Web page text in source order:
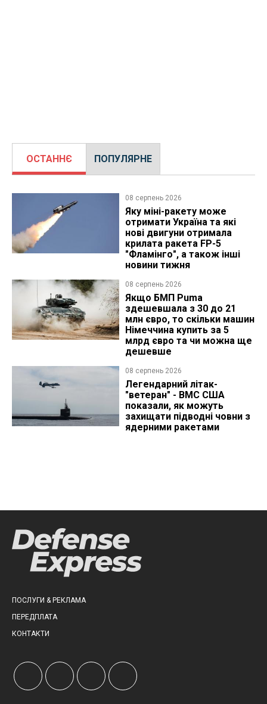
ОСТАННЄ ПОПУЛЯРНЕ
08 серпень 2026
Яку міні-ракету може
отримати Україна та які
нові двигуни отримала
крилата ракета FP-5
"Фламінго", а також інші
новини тижня
08 серпень 2026
Якщо БМП Puma
здешевшала з 30 до 21
млн євро, то скільки машин
Німеччина купить за 5
млрд євро та чи можна ще
дешевше
08 серпень 2026
Легендарний літак-
"ветеран" - ВМС США
показали, як можуть
захищати підводні човни з
ядерними ракетами
ПОСЛУГИ & РЕКЛАМА
ПЕРЕДПЛАТА
КОНТАКТИ